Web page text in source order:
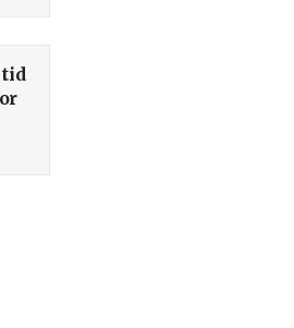
tid